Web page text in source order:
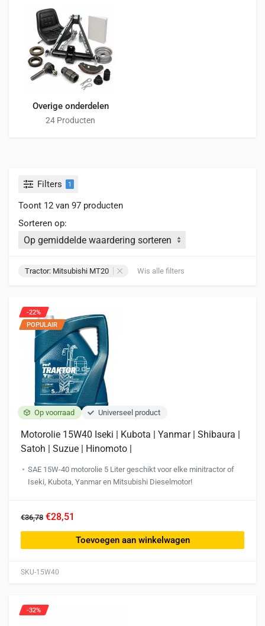
Overige onderdelen
24 Producten
Filters 1
Toont 12 van 97 producten
Sorteren op:
Tractor: Mitsubishi MT20 Wis alle filters
Op voorraad Universeel product
SKU-15W40
-22%
POPULAIR
Motorolie 15W40 Iseki | Kubota | Yanmar | Shibaura |
Satoh | Suzue | Hinomoto |
SAE 15W-40 motorolie 5 Liter geschikt voor elke minitractor of
Iseki, Kubota, Yanmar en Mitsubishi Dieselmotor!
€36,78 €28,51
Toevoegen aan winkelwagen
-32%